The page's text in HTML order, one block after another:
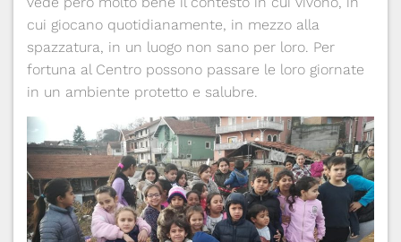
cui giocano quotidianamente, in mezzo alla
spazzatura, in un luogo non sano per loro. Per
fortuna al Centro possono passare le loro giornate
in un ambiente protetto e salubre.